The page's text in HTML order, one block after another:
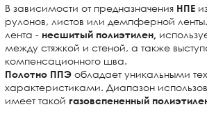
В зависимости от предназначения НПЕ
рулонов, листов или демпферной
лента - несшитый полиэтилен,
между стяжкой и стеной, а также
компенсационного шва.
Полотно ППЭ обладает уникальными
характеристиками. Диапазон
имеет такой газовспененный